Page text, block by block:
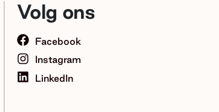
Volg ons
Facebook
Instagram
LinkedIn